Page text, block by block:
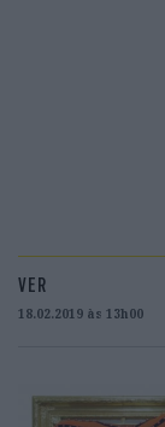
VER
18.02.2019 às 13h00